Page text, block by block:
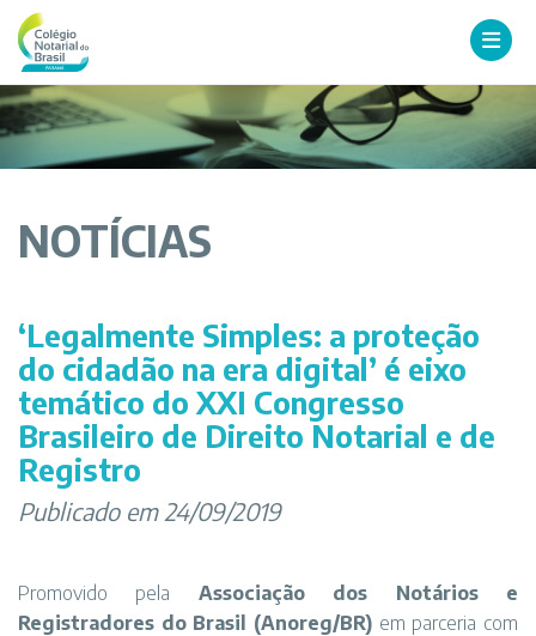
NOTÍCIAS
‘Legalmente Simples: a proteção
do cidadão na era digital’ é eixo
temático do XXI Congresso
Brasileiro de Direito Notarial e de
Registro
Publicado em 24/09/2019
Promovido pela Associação dos Notários e
Registradores do Brasil (Anoreg/BR) em parceria com